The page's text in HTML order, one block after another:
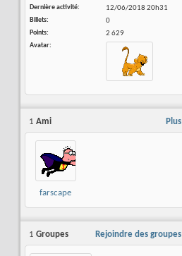
Dernière activité
12/06/2018 20h31
Billets
0
Points
2 629
Avatar
Plus
1 Ami
farscape
Rejoindre des groupes
1 Groupes